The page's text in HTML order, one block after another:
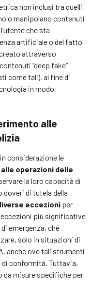
non inclusi tra quelli
o manipolano contenuti
che sta
artificiale o del fatto
attraverso
“deep fake”
come tali), al fine di
in modo
alle
considerazione le
operazioni delle
la loro capacità di
doveri di tutela della
eccezioni per
eccezioni più significative
emergenza, che
solo in situazioni di
anche ove tali strumenti
di conformità. Tuttavia,
da misure specifiche per